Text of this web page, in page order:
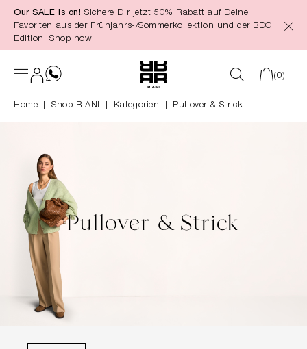
springen
Our SALE is on! Sichere Dir jetzt 50% Rabatt auf Deine
Favoriten aus der Frühjahrs-/Sommerkollektion und der BDG
Edition. Shop now
(0)
Home Shop RIANI Kategorien Pullover & Strick
Pullover & Strick